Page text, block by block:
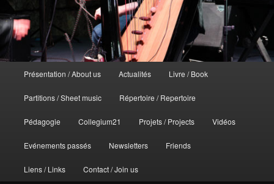
principal
Présentation / About us Actualités Livre / Book
Partitions / Sheet music Répertoire / Repertoire
Pédagogie Collegium21 Projets / Projects Vidéos
Evénements passés Newsletters Friends
Liens / Links Contact / Join us